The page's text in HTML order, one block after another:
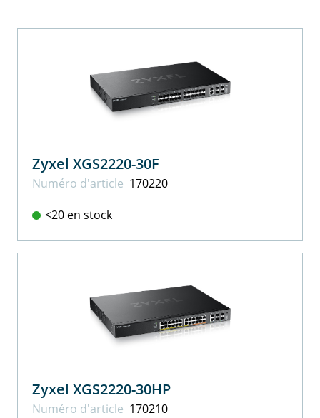
Zyxel XGS2220-30F
Numéro d'article 170220
<20 en stock
Zyxel XGS2220-30HP
Numéro d'article 170210